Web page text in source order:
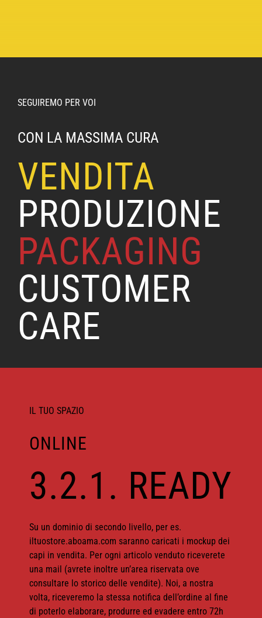
SEGUIREMO PER VOI
CON LA MASSIMA CURA
VENDITA
PRODUZIONE
PACKAGING
CUSTOMER
CARE
IL TUO SPAZIO
ONLINE
3.2.1. READY
Su un dominio di secondo livello, per es.
iltuostore.aboama.com saranno caricati i mockup dei
capi in vendita. Per ogni articolo venduto riceverete
una mail (avrete inoltre un’area riservata ove
consultare lo storico delle vendite). Noi, a nostra
volta, riceveremo la stessa notifica dell’ordine al fine
di poterlo elaborare, produrre ed evadere entro 72h